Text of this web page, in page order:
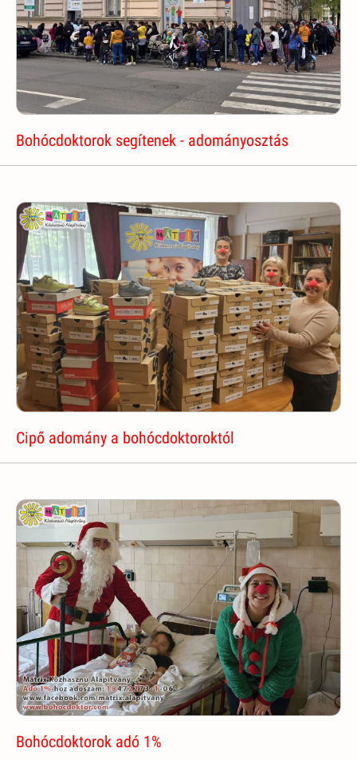
Bohócdoktorok segítenek - adományosztás
Cipő adomány a bohócdoktoroktól
Bohócdoktorok adó 1%